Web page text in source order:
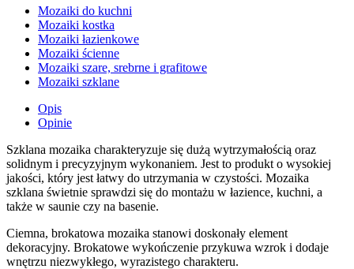
Mozaiki do kuchni
Mozaiki kostka
Mozaiki łazienkowe
Mozaiki ścienne
Mozaiki szare, srebrne i grafitowe
Mozaiki szklane
Opis
Opinie
Szklana mozaika charakteryzuje się dużą wytrzymałością oraz
solidnym i precyzyjnym wykonaniem. Jest to produkt o wysokiej
jakości, który jest łatwy do utrzymania w czystości. Mozaika
szklana świetnie sprawdzi się do montażu w łazience, kuchni, a
także w saunie czy na basenie.
Ciemna, brokatowa mozaika stanowi doskonały element
dekoracyjny. Brokatowe wykończenie przykuwa wzrok i dodaje
wnętrzu niezwykłego, wyrazistego charakteru.